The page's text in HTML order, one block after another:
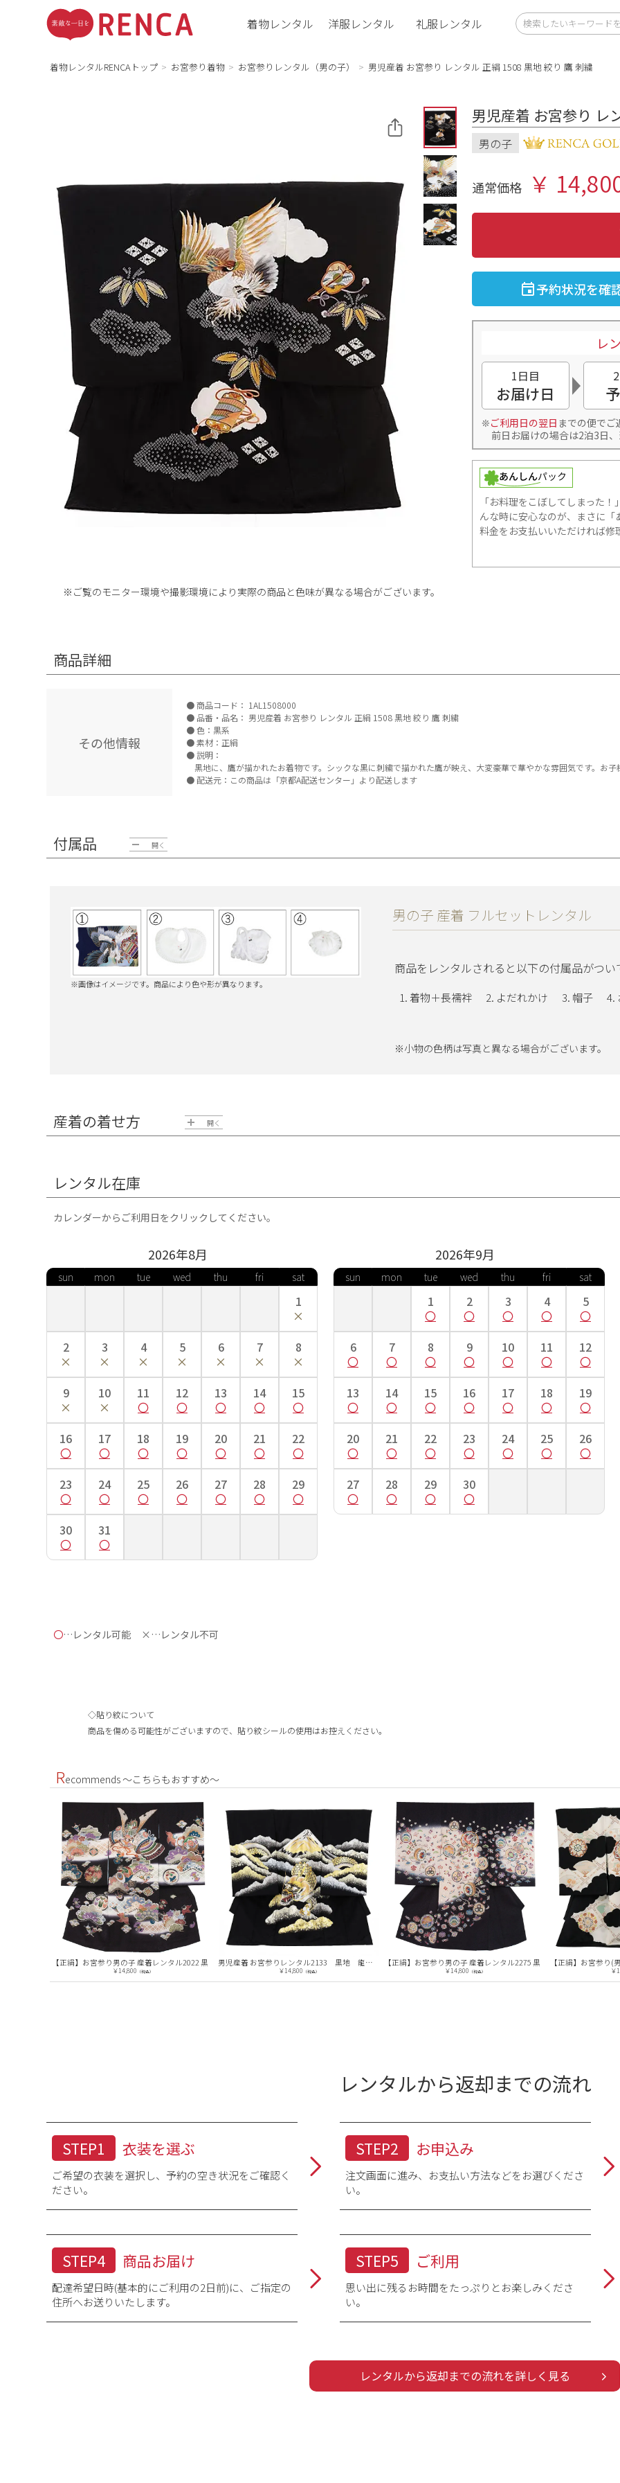
着物レンタル 洋服レンタル 礼服レンタル
着物レンタルRENCAトップ お宮参り着物 お宮参りレンタル（男の子） 男児産着 お宮参り レンタル 正絹 1508 黒地 絞り 鷹 刺繍
※ご覧のモニター環境や撮影環境により実際の商品と色味が異なる場合がございます。
男児産着 お宮参り レ
男の子
通常価格 ￥
予約状況を確
レ
1日目
お届け日
ご利用日の翌日 までの便でご
前日お届けの場合は2泊3日
「お料理をこぼしてしまった
んな時に安心なのが、まさに
料金をお支払いいただければ修
商品詳細
その他情報
商品コード： 1AL1508000
品番・品名： 男児産着 お宮参り レンタル 正絹 1508 黒地 絞り 鷹 刺繍
色：黒系
素材：正絹
説明：
黒地に、鷹が描かれたお着物です。シックな黒に刺繍で描かれた鷹が映え、大変豪華で華やかな雰囲気です。お子
配送元：この商品は「京都A配送センター」より配送します
付属品 開く
男の子 産着 フルセットレンタル
※画像はイメージです。商品により色や形が異なります。
商品をレンタルされると以下の付属品がつい
着物＋長襦袢 よだれかけ 帽子
※小物の色柄は写真と異なる場合がございます。
産着の着せ方 開く
レンタル在庫
カレンダーからご利用日をクリックしてください。
2026年8月
sun mon tue wed thu fri sat
1
2 3 4 5 6 7 8
9 10 11 12 13 14 15
16 17 18 19 20 21 22
23 24 25 26 27 28 29
30 31
2026年9月
sun mon tue wed thu fri sat
1 2 3 4 5
6 7 8 9 10 11 12
13 14 15 16 17 18 19
20 21 22 23 24 25 26
27 28 29 30
〇…レンタル可能 ×…レンタル不可
◇貼り紋について
商品を傷める可能性がございますので、貼り紋シールの使用はお控えください。
Recommends ～こちらもおすすめ～
【正絹】お宮参り男の子 産着レンタル2022 黒
￥14,800 （税込）
男児産着 お宮参りレンタル2133 黒地 龍に富士山
￥14,800 （税込）
【正絹】お宮参り男の子 産着レンタル2275 黒
￥14,800 （税込） ￥
レンタルから返却までの流れ
STEP1 衣装を選ぶ
ご希望の衣装を選択し、予約の空き状況をご確認く
ださい。
STEP2 お申込み
注文画面に進み、お支払い方法などをお選びくださ
い。
STEP4 商品お届け
配達希望日時(基本的にご利用の2日前)に、ご指定の
住所へお送りいたします。
STEP5 ご利用
思い出に残るお時間をたっぷりとお楽しみくださ
い。
レンタルから返却までの流れを詳しく見る